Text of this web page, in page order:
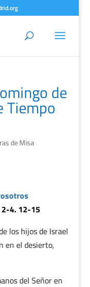
de
Tiempo
de Misa
2-4. 12-15
los hijos de Israel
en el desierto,
del Señor en